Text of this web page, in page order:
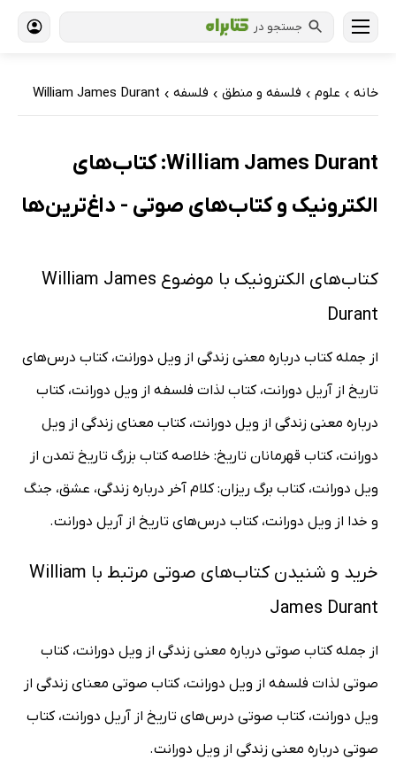
جستجو در
خانه › علوم › فلسفه و منطق › فلسفه ›
William James Durant
William James Durant: کتاب‌های
الکترونیک و کتاب‌های صوتی - داغ‌ترین‌ها
کتاب‌های الکترونیک با موضوع William James
Durant
از جمله کتاب درباره معنی زندگی از ویل دورانت، کتاب درس‌های
تاریخ از آریل دورانت، کتاب لذات فلسفه از ویل دورانت، کتاب
درباره معنی زندگی از ویل دورانت، کتاب معنای زندگی از ویل
دورانت، کتاب قهرمانان تاریخ: خلاصه کتاب بزرگ تاریخ تمدن از
ویل دورانت، کتاب برگ ریزان: کلام آخر درباره زندگی، عشق، جنگ
و خدا از ویل دورانت، کتاب درس‌های تاریخ از آریل دورانت.
خرید و شنیدن کتاب‌های صوتی مرتبط با William
James Durant
از جمله کتاب صوتی درباره معنی زندگی از ویل دورانت، کتاب
صوتی لذات فلسفه از ویل دورانت، کتاب صوتی معنای زندگی از
ویل دورانت، کتاب صوتی درس‌های تاریخ از آریل دورانت، کتاب
صوتی درباره معنی زندگی از ویل دورانت.